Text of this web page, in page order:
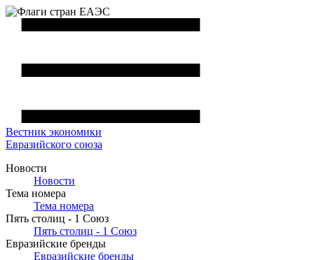
Вестник экономики
Евразийского союза
Новости
Новости
Тема номера
Тема номера
Пять столиц - 1 Союз
Пять столиц - 1 Союз
Евразийские бренды
Евразийские бренды